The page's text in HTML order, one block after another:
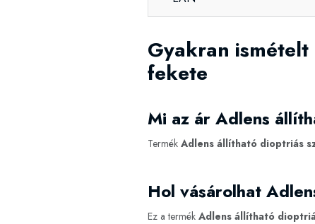
Gyakran
fekete
Mi az ár Adlens
Termék Adlens állítható dioptriás
Hol vásárolhat
Ez a termék Adlens állítható